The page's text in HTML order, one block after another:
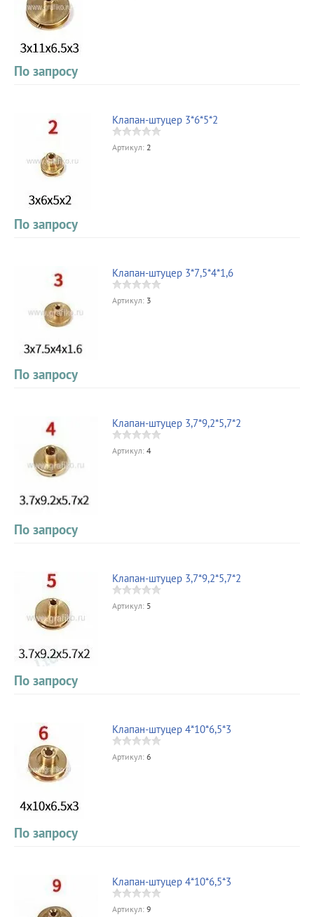
По запросу
Клапан-штуцер 3*6*5*2
Артикул: 2
По запросу
Клапан-штуцер 3*7,5*4*1,6
Артикул: 3
По запросу
Клапан-штуцер 3,7*9,2*5,7*2
Артикул: 4
По запросу
Клапан-штуцер 3,7*9,2*5,7*2
Артикул: 5
По запросу
Клапан-штуцер 4*10*6,5*3
Артикул: 6
По запросу
Клапан-штуцер 4*10*6,5*3
Артикул: 9